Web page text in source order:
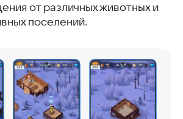
от различных животных и
поселений.